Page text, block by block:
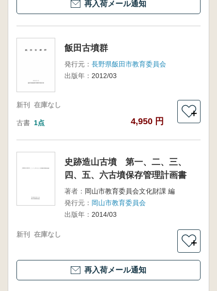
再入荷メール通知
飯田古墳群
発行元： 長野県飯田市教育委員会
出版年： 2012/03
新刊 在庫なし
古書 1点 4,950 円
＋
史跡造山古墳 第一、二、三、
四、五、六古墳保存管理計画書
著者： 岡山市教育委員会文化財課 編
発行元： 岡山市教育委員会
出版年： 2014/03
新刊 在庫なし
＋
再入荷メール通知